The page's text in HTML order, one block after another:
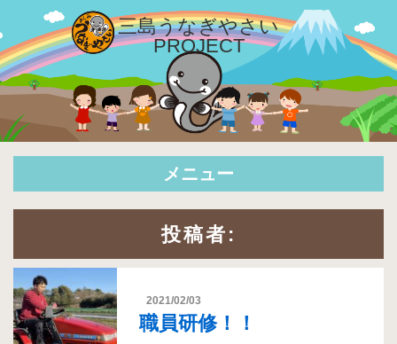
三島うなぎやさい
PROJECT
メニュー
投稿者:
2021/02/03
職員研修！！